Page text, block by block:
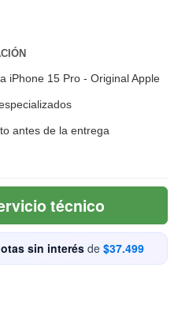
iPhone 15 Pro - Original Apple
antes de la entrega
técnico
sin interésde $37.499